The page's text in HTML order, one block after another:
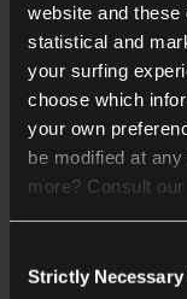
website and
statistical and
your surfing
choose which
your own
be modified at
more? Consult our
We work with40
Selection
Strictly
Of installeer een
aansluitingen
je oprit kun je ook
stofzuiger. Of
elektrische fiets
En kijk je graag
aan op je paaltje